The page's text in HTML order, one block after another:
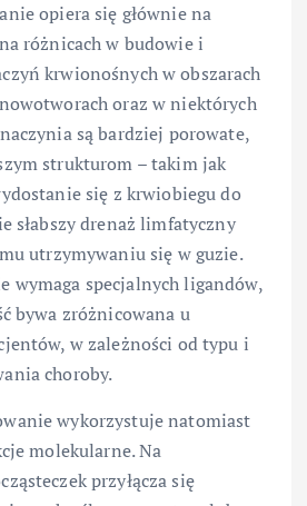
opiera się głównie na
różnicach w budowie i
krwionośnych w obszarach
oraz w niektórych
są bardziej porowate,
strukturom – takim jak
się z krwiobiegu do
słabszy drenaż limfatyczny
utrzymywaniu się w guzie.
wymaga specjalnych ligandów,
bywa zróżnicowana u
w zależności od typu i
choroby.
wykorzystuje natomiast
molekularne. Na
przyłącza się